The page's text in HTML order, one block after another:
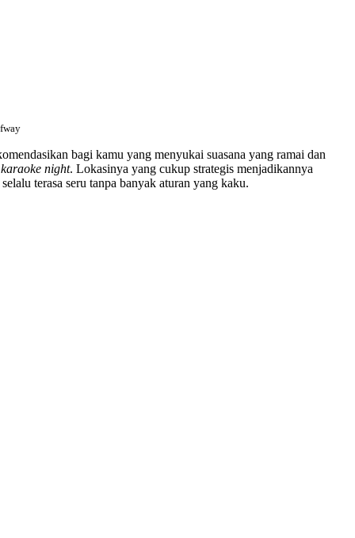
bagi kamu yang menyukai suasana yang ramai dan
karaoke night. Lokasinya yang cukup strategis menjadikannya
terasa seru tanpa banyak aturan yang kaku.